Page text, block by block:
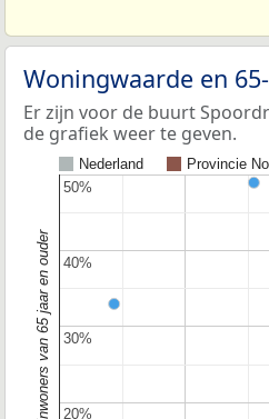
Woningwaarde en
Er zijn voor de buurt
de grafiek weer te geven.
Nederland Provincie
20%
20%
30%
30%
40%
40%
50%
50%
Percentage inwoners van 65 jaar en ouder